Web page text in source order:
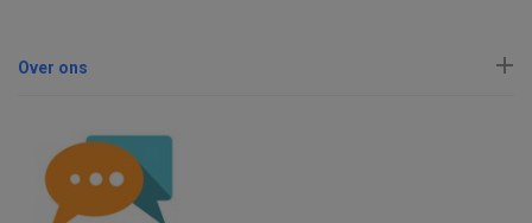
Over ons